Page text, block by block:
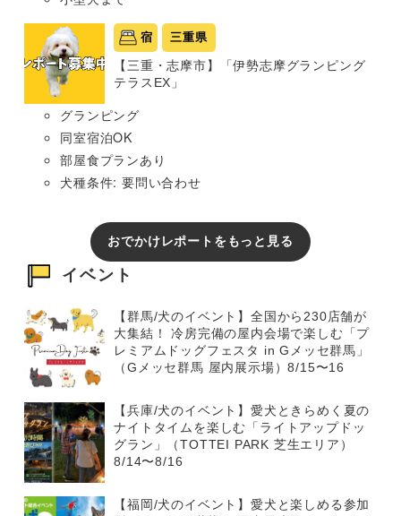
宿 三重県
【三重・志摩市】「伊勢志摩グランピング
テラスEX」
グランピング
同室宿泊OK
部屋食プランあり
犬種条件: 要問い合わせ
おでかけレポートをもっと見る
イベント
【群馬/犬のイベント】全国から230店舗が
大集結！ 冷房完備の屋内会場で楽しむ「プ
レミアムドッグフェスタ in Gメッセ群馬」
（Gメッセ群馬 屋内展示場）8/15〜16
【兵庫/犬のイベント】愛犬ときらめく夏の
ナイトタイムを楽しむ「ライトアップドッ
グラン」（TOTTEI PARK 芝生エリア）
8/14〜8/16
【福岡/犬のイベント】愛犬と楽しめる参加